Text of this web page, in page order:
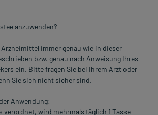
anzuwenden?
Arzneimittel immer genau wie in dieser
bzw. genau nach Anweisung Ihres
ein. Bitte fragen Sie bei Ihrem Arzt oder
Sie sich nicht sicher sind.
Anwendung:
verordnet, wird mehrmals täglich 1 Tasse